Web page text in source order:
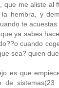
que me aliste al
hembra, y
te
ya sabes
cuando
sea? quien
es que
de